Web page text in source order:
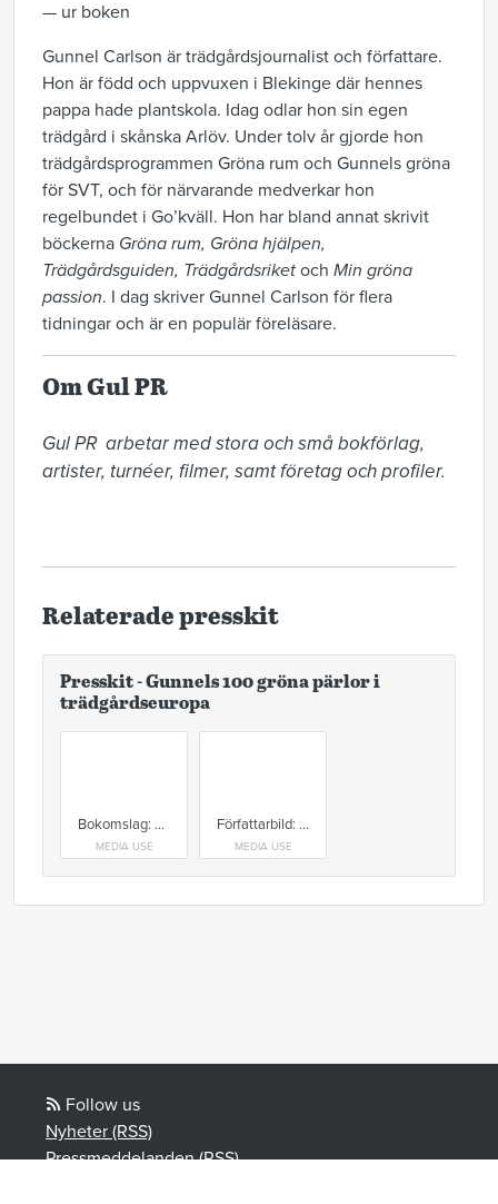
— ur boken
Gunnel Carlson är trädgårdsjournalist och författare.
Hon är född och uppvuxen i Blekinge där hennes
pappa hade plantskola. Idag odlar hon sin egen
trädgård i skånska Arlöv. Under tolv år gjorde hon
trädgårdsprogrammen Gröna rum och Gunnels gröna
för SVT, och för närvarande medverkar hon
regelbundet i Go’kväll. Hon har bland annat skrivit
böckerna Gröna rum, Gröna hjälpen,
Trädgårdsguiden, Trädgårdsriket och Min gröna
passion. I dag skriver Gunnel Carlson för flera
tidningar och är en populär föreläsare.
Om Gul PR
Gul PR  arbetar med stora och små bokförlag,
artister, turnéer, filmer, samt företag och profiler.
Relaterade presskit
Presskit - Gunnels 100 gröna pärlor i
trädgårdseuropa
Bokomslag: Gunnels 100 gröna pärlor i trädgårdseuropa
MEDIA USE
Författarbild: Gunnel Carlson Foto: Pernilla Bergdahl
MEDIA USE
Follow us
Nyheter (RSS)
Pressmeddelanden (RSS)